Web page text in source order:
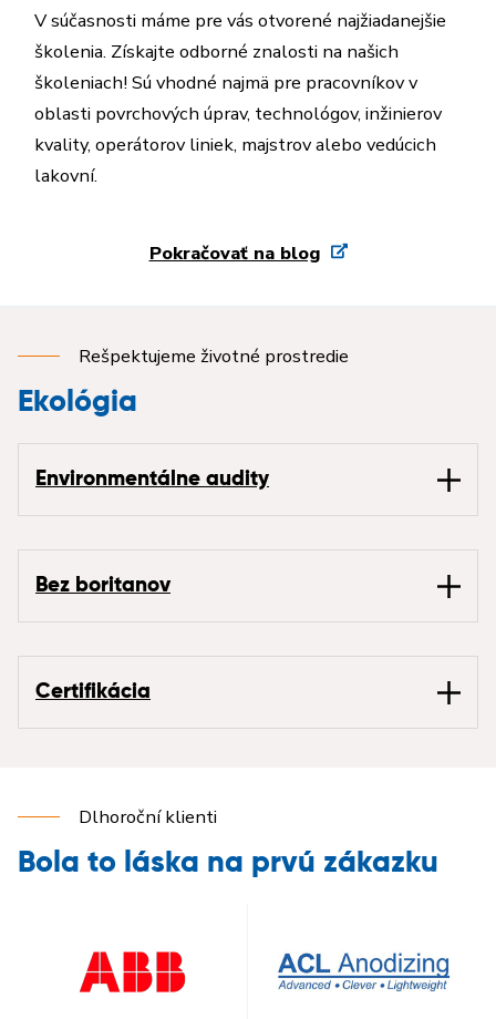
V súčasnosti máme pre vás otvorené najžiadanejšie
školenia. Získajte odborné znalosti na našich
školeniach! Sú vhodné najmä pre pracovníkov v
oblasti povrchových úprav, technológov, inžinierov
kvality, operátorov liniek, majstrov alebo vedúcich
lakovní.
Pokračovať na blog
Rešpektujeme životné prostredie
Ekológia
Environmentálne audity
Bez boritanov
Certifikácia
Dlhoroční klienti
Bola to láska na prvú zákazku